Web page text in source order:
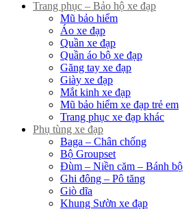
Trang phục – Bảo hộ xe đạp
Mũ bảo hiểm
Áo xe đạp
Quần xe đạp
Quần áo bộ xe đạp
Găng tay xe đạp
Giày xe đạp
Mắt kinh xe đạp
Mũ bảo hiểm xe đạp trẻ em
Trang phục xe đạp khác
Phụ tùng xe đạp
Baga – Chân chống
Bộ Groupset
Đùm – Niền căm – Bánh bộ
Ghi đông – Pô tăng
Giò dĩa
Khung Sườn xe đạp